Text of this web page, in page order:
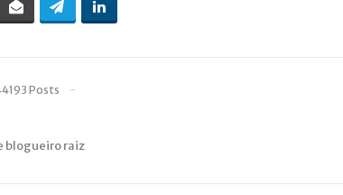
Posts
blogueiro raiz